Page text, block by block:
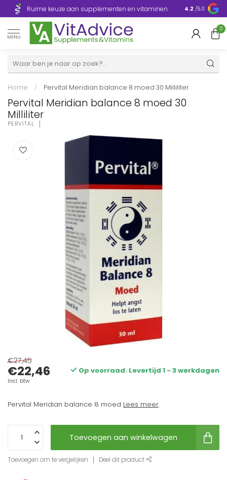
Ruime keuze aan supplementen en vitaminen Europa
4.2 /5.0
MENU
0
Home / Pervital Meridian balance 8 moed 30 Milliliter
Pervital Meridian balance 8 moed 30
Milliliter
PERVITAL
€27,45
€22,46
Incl. btw
Op voorraad. Levertijd 1 - 3 werkdagen
Pervital Meridian balance 8 moed Lees meer.
Toevoegen aan winkelwagen
Toevoegen om te vergelijken Deel dit product